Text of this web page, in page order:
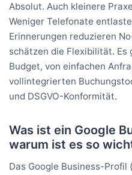
Absolut. Auch kleinere
Weniger Telefonate
Erinnerungen reduzieren
schätzen die Flexibilität. Es
Budget, von einfachen
vollintegrierten
und DSGVO-Konformität.
Was ist ein Google
warum ist es so
Das Google Business-Profil